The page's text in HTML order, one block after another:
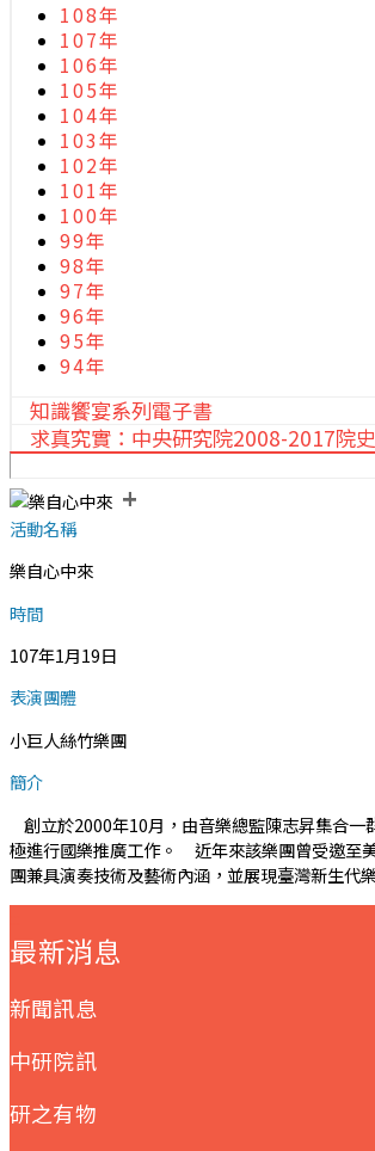
108年
107年
106年
105年
104年
103年
102年
101年
100年
99年
98年
97年
96年
95年
94年
知識饗宴系列電子書
求真究實：中央研究院2008-2017院
+
活動名稱
樂自心中來
時間
107年1月19日
表演團體
小巨人絲竹樂團
簡介
創立於2000年10月，由音樂總監陳志昇集合
極進行國樂推廣工作。 近年來該樂團曾受邀至
團兼具演奏技術及藝術內涵，並展現臺灣新生代
最新消息
新聞訊息
中研院訊
研之有物